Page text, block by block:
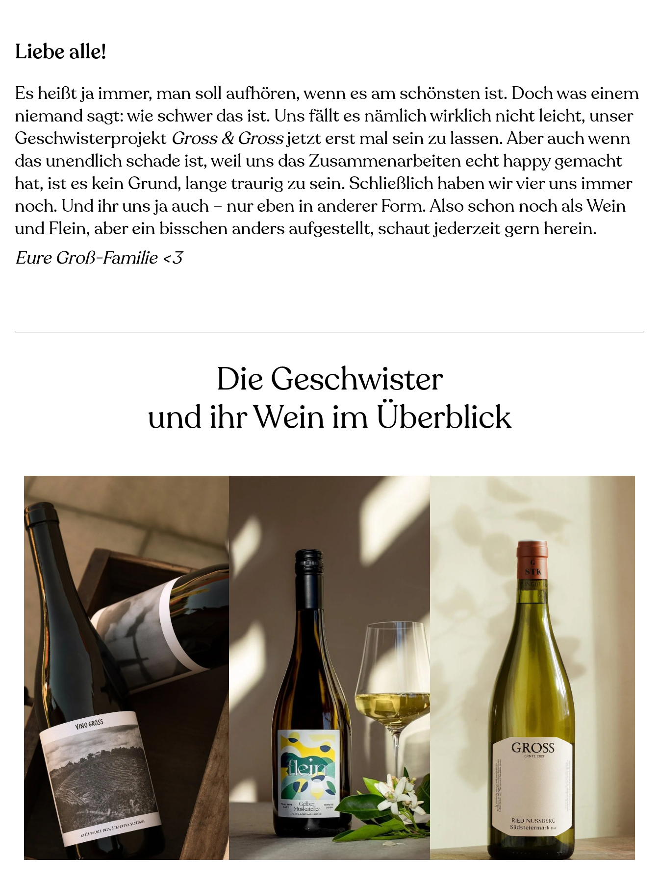
Liebe alle!
Es heißt ja immer, man soll aufhören, wenn es am schönsten ist. Doch was einem
niemand sagt: wie schwer das ist. Uns fällt es nämlich wirklich nicht leicht, unser
Geschwisterprojekt Gross & Grossjetzt erst mal sein zu lassen. Aber auch wenn
das unendlich schade ist, weil uns das Zusammenarbeiten echt happy gemacht
hat, ist es kein Grund, lange traurig zu sein. Schließlich haben wir vier uns immer
noch. Und ihr uns ja auch – nur eben in anderer Form. Also schon noch als Wein
und Flein, aber ein bisschen anders aufgestellt, schaut jederzeit gern herein.
Eure Groß-Familie <3
Die Geschwister
und ihr Wein im Überblick
Vino Gross
Hier geht’s zu Maria und Michaels Weingut
in Slowenien – und ihrem Onlineshop, in
dem es viel zu entdecken gibt: feinen Wein
und auch Flein. www.vinogross.com
Feeling Flein yet? Gönn dir sortenreine
Traubensäfte von Maria und Michael und
allen anderen Produzent:innen von Flein.
www.flein.net
Weingut Gross
Bei Martina und Johannes in der
Südsteiermark bekommt man elegante
Weißweine. Und jetzt drei mehr: Jakobi,
Mitzi und Bartholi gibt’s ab sofort dort.
www.gross.at